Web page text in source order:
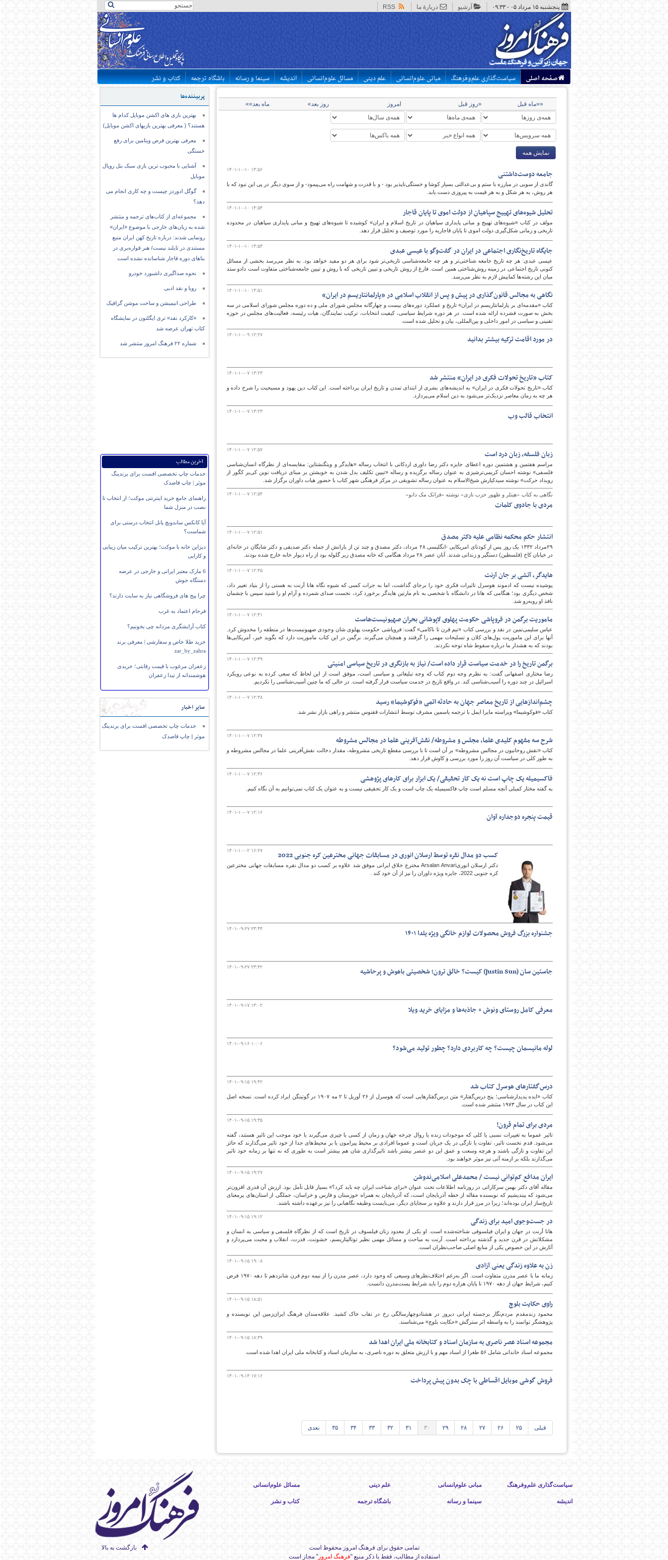
پنجشنبه ۱۵ مرداد ۰۵ - ۰۹:۳۳ آرشیو دربارهٔ ما RSS
پایگاه اطلاع رسانی فرهنگ
امروز
صفحه اصلی سیاست‌گذاری علم‌وفرهنگ مبانی علوم‌انسانی علم دینی مسائل علوم‌انسانی اندیشه سینما و رسانه باشگاه ترجمه کتاب و نشر
پربیننده‌ها
بهترین بازی های اکشن موبایل کدام ها
هستند؟ ( معرفی بهترین بازیهای اکشن موبایل)
معرفی بهترین قرص ویتامین برای رفع
خستگی
آشنایی با محبوب ترین بازی سبک بتل رویال
موبایل
گوگل ادوردز چیست و چه کاری انجام می
دهد؟
مجموعه‌ای از کتاب‌های ترجمه و منتشر
شده به زبان‌های خارجی با موضوع «ایران»
رونمایی شدند: درباره تاریخ کهن ایران منبع
مستندی در تایلند نیست/ هنر قواره‌بری در
بناهای دوره قاجار شناسانده نشده است
نحوه صداگیری داشبورد خودرو
رویا و نقد ادبی
طراحی انیمیشن و ساخت موشن گرافیک
«کارکرد نقد» تری ایگلتون در نمایشگاه
کتاب تهران عرضه شد
شماره ۲۲ فرهنگ امروز منتشر شد
آخرین مطالب
خدمات چاپ تخصصی افست برای برندینگ
موثر | چاپ قاصدک
راهنمای جامع خرید اینترنتی موکت؛ از انتخاب تا
نصب در منزل شما
آیا کانکس ساندویچ پانل انتخاب درستی برای
شماست؟
دیزاین خانه با موکت؛ بهترین ترکیب میان زیبایی
و کارایی
6 مارک معتبر ایرانی و خارجی در عرضه
دستگاه جوش
چرا پیج های فروشگاهی نیاز به سایت دارند؟
فرجام اعتماد به غرب
کتاب آرایشگری مردانه چی بخونیم؟
خرید طلا خاص و سفارشی | معرفی برند
zar_by_zahra
زعفران مرغوب با قیمت رقابتی؛ خریدی
هوشمندانه از تیدا زعفران
سایر اخبار
خدمات چاپ تخصصی افست برای برندینگ
موثر | چاپ قاصدک
««ماه قبل «روز قبل امروز روز بعد» ماه بعد»»
نمایش همه
۱۴۰۱-۱۰-۱۰ ۱۴:۵۶ جامعه دوست‌داشتنی
گاندی از سویی در مبارزه با ستم و بی‌عدالتی بسیار کوشا و خستگی‌ناپذیر بود - و با قدرت و شهامت راه می‌پیمود- و از سوی دیگر در پی این نبود که با
هر روش، به هر شکل و به هر قیمت به پیروزی دست یابد.
۱۴۰۱-۱۰-۱۰ ۱۴:۵۴ تحلیل شیوه‌های تهییج سپاهیان از دولت اموی تا پایان قاجار
مولف در کتاب «شیوه‌های تهییج و مبانی پایداری سپاهیان در تاریخ اسلام و ایران» کوشیده تا شیوه‌های تهییج و مبانی پایداری سپاهیان در محدوده
تاریخی و زمانی شکل‌گیری دولت اموی تا پایان قاجاریه را مورد توصیف و تحلیل قرار دهد.
۱۴۰۱-۱۰-۱۰ ۱۴:۵۳ جایگاه تاریخ‌نگاری اجتماعی در ایران در گفت‌وگو با عیسی عبدی
عیسی عبدی: هر چه تاریخ جامعه شناختی‌تر و هر چه جامعه‌شناسی تاریخی‌تر شود برای هر دو مفید خواهد بود. به نظر می‌رسد بخشی از مسائل
کنونی تاریخ اجتماعی در زمینه روش‌شناختی همین است. فارغ از روش تاریخی و تبیین تاریخی که با روش و تبیین جامعه‌شناختی متفاوت است دادو ستد
میان این رشته‌ها کمابیش لازم به نظر می‌رسد.
۱۴۰۱-۱۰-۱۰ ۱۴:۵۱ نگاهی به مجالس قانون‌گذاری در پیش و پس از انقلاب اسلامی در «پارلمانتاریسم در ایران»
کتاب «مقدمه‌ای بر پارلمانتاریسم در ایران» تاریخ و عملکرد دوره‌های بیست و چهارگانه مجلس شورای ملی و ده دوره مجلس شورای اسلامی در سه
بخش به صورت فشرده ارائه شده است. در هر دوره شرایط سیاسی، کیفیت انتخابات، ترکیب نمایندگان، هیات رئیسه، فعالیت‌های مجلس در حوزه
تقنینی و سیاسی در امور داخلی و بین‌المللی، بیان و تحلیل شده است.
۱۴۰۱-۱۰-۰۹ ۱۲:۲۷ در مورد اقامت ترکیه بیشتر بدانید
۱۴۰۱-۱۰-۰۷ ۱۳:۲۳ کتاب «تاریخ تحولات فکری در ایران» منتشر شد
کتاب «تاریخ تحولات فکری در ایران» به اندیشه‌های بشری از ابتدای تمدن و تاریخ ایران پرداخته است. این کتاب دین یهود و مسیحیت را شرح داده و
هر چه به زمان معاصر نزدیک‌تر می‌شود به دین اسلام می‌پردازد.
۱۴۰۱-۱۰-۰۷ ۱۳:۲۳ انتخاب قالب وب
۱۴۰۱-۱۰-۰۷ ۱۲:۵۷ زبان فلسفه، زبان درد است
مراسم هفتمین و هشتمین دوره اعطای جایزه دکتر رضا داوری اردکانی با انتخاب رساله «هایدگر و ویتگنشتاین: مقایسه‌ای از نظرگاه انسان‌شناسی
فلسفی» نوشته احسان کریمی‌ترشیزی به عنوان رساله برگزیده و رساله «تبیین تکلیف بدل شدن به خویشتن بر مبنای دریافت نوین کی‌یر کگور از
رویداد حرکت» نوشته سیدکیارش شیخ‌الاسلام به عنوان رساله تشویقی در مرکز فرهنگی شهر کتاب با حضور هیات داوران برگزار شد.
۱۴۰۱-۱۰-۰۷ ۱۲:۵۴ نگاهی به کتاب «هیتلر و ظهور حزب نازی» نوشته «فرانک مک دانو»
مردی با جادوی کلمات
۱۴۰۱-۱۰-۰۷ ۱۲:۵۱ انتشار حکم محکمه نظامی علیه دکتر مصدق
۲۹مرداد ۱۳۳۲ یک روز پس از کودتای امریکایی -انگلیسی ۲۸ مرداد، دکتر مصدق و چند تن از یارانش از جمله دکتر صدیقی و دکتر شایگان در خانه‌ای
در خیابان کاخ (فلسطین) دستگیر و زندانی شدند. آنان عصر ۲۸ مرداد هنگامی که خانه مصدق زیر گلوله بود از راه دیوار خانه خارج شده بودند.
۱۴۰۱-۱۰-۰۷ ۱۲:۴۵ هایدگر، آتشی بر جان آرنت
پوشیده نیست که ادموند هوسرل تاثیرات فکری خود را برجای گذاشت، اما به جرات کسی که شیوه نگاه هانا آرنت به هستی را از بنیاد تغییر داد،
شخص دیگری بود؛ هنگامی که هانا در دانشگاه با شخصی به نام مارتین هایدگر برخورد کرد، نخست صدای شمرده و آرام او را شنید سپس با چشمان
نافذ او روبه‌رو شد.
۱۴۰۱-۱۰-۰۷ ۱۲:۴۱ ماموریت برگمن در فروپاشی حکومت پهلوی لاپوشانی بحران صهیونیست‌هاست
عباس سلیمی‌نمین در نقد و بررسی کتاب «نیم قرن تا ناکامی» گفت: فروپاشی حکومت پهلوی شان وجودی صهیونیست‌ها در منطقه را مخدوش کرد.
آنها برای این ماموریت پول‌های کلان و تسلیحات مهمی را گرفتند و همچنان می‌گیرند. برگمن در این کتاب ماموریت دارد که بگوید خیر، آمریکایی‌ها
بودند که به هشدار ما درباره سقوط شاه توجه نکردند.
۱۴۰۱-۱۰-۰۷ ۱۲:۳۹ برگمن تاریخ را در خدمت سیاست قرار داده است/ نیاز به بازنگری در تاریخ سیاسی امنیتی
رضا مختاری اصفهانی گفت: به نظرم وجه دوم کتاب که وجه تبلیغاتی و سیاسی است، موفق است از این لحاظ که سعی کرده به نوعی رویکرد
اسرائیل در چند دوره را آسیب‌شناسی کند. در واقع تاریخ در خدمت سیاست قرار گرفته است. در حالی که ما چنین آسیب‌شناسی را نکردیم.
۱۴۰۱-۱۰-۰۷ ۱۲:۳۸ چشم‌اندازهایی از تاریخ معاصر جهان به حادثه اتمی «فوکوشیما» رسید
کتاب «فوکوشیما» ویراسته مایرا ایمل با ترجمه یاسمین مشرف توسط انتشارات ققنوس منتشر و راهی بازار نشر شد.
۱۴۰۱-۱۰-۰۷ ۱۲:۳۷ شرح سه مفهوم کلیدی علما، مجلس و مشروطه/ نقش‌آفرینی علما در مجالس مشروطه
کتاب «نقش روحانیون در مجالس مشروطه» بر آن است تا با بررسی مقطع تاریخی مشروطه، مقدار دخالت نقش‌آفرینی علما در مجالس مشروطه و
به طور کلی در سیاست آن روز را مورد بررسی و کاوش قرار دهد.
۱۴۰۱-۱۰-۰۷ ۱۲:۳۶ فاکسیمیله یک چاپ است نه یک کار تحقیقی/ یک ابزار برای کارهای پژوهشی
به گفته مختار کمیلی آنچه مسلم است چاپ فاکسیمیله یک چاپ است و یک کار تحقیقی نیست و به عنوان یک کتاب نمی‌توانیم به آن نگاه کنیم.
۱۴۰۱-۱۰-۰۷ ۱۲:۱۶ قیمت پنجره دوجداره آوان
۱۴۰۱-۱۰-۰۲ ۱۶:۲۷ کسب دو مدال نقره توسط ارسلان انوری در مسابقات جهانی مخترعین کره جنوبی 2022
دکتر ارسلان انوریArsalan Anvari مخترع خلاق ایرانی موفق شد علاوه بر کسب دو مدال نقره مسابقات جهانی مخترعین
کره جنوبی 2022، جایزه ویژه داوران را نیز از آن خود کند .
۱۴۰۱-۰۹-۲۷ ۲۳:۴۴ جشنواره بزرگ فروش محصولات لوازم خانگی ویژه یلدا ۱۴۰۱
۱۴۰۱-۰۹-۲۷ ۲۳:۴۲ جاستین سان (Justin Sun) کیست؟ خالق ترون؛ شخصیتی باهوش و پرحاشیه
۱۴۰۱-۰۹-۱۷ ۱۴:۰۲ معرفی کامل روستای ونوش + جاذبه‌ها و مزایای خرید ویلا
۱۴۰۱-۰۹-۱۶ ۱۰:۰۶ لوله مانیسمان چیست؟ چه کاربردی دارد؟ چطور تولید می‌شود؟
۱۴۰۱-۰۹-۱۵ ۱۹:۴۲ درس‌گفتارهای هوسرل کتاب شد
کتاب «ایده پدیدارشناسی؛ پنج درس‌گفتار» متن درس‌گفتارهایی است که هوسرل از ۲۶ آوریل تا ٢ مه ١٩٠٧ در گوتینگن ایراد کرده است. نسخه اصل
این کتاب در سال ۱۹۷۳ منتشر شده است.
۱۴۰۱-۰۹-۱۵ ۱۹:۳۵ مردی برای تمام قرون!
تاثیر عموما به تغییرات نسبی یا کلی که موجودات زنده یا روال چرخه جهان و زمان از کسی یا چیزی می‌گیرند یا خود موجب این تاثیر هستند، گفته
می‌شود. قدم نخست تاثیر، تفاوت یا تازگی در یک جریان است و عموما افرادی بر محیط پیرامون یا بر محیط‌های جدا از خود تاثیر می‌گذارند که حائز
این تفاوت و تازگی باشند و هرچه وسعت و عمق این دو عنصر بیشتر باشد تاثیرگذاری شان هم بیشتر است به طوری که نه تنها بر زمانه خود تاثیر
می‌گذارند بلکه بر ازمنه آتی نیز موثر خواهند بود.
۱۴۰۱-۰۹-۱۵ ۱۹:۲۷ ایران مدافع کم‌توانی نیست / محمدعلی اسلامی‌ندوشن
مقاله آقای دکتر بهمن سرکاراتی در روزنامه اطلاعات تحت عنوان «برای شناخت ایران چه باید کرد؟» بسیار قابل تأمل بود. ارزش آن قدری افزون‌تر
می‌‏شود که بیندیشیم که نویسنده مقاله از خطه آذربایجان است، که آذربایجان به همراه خوزستان و فارس و خراسان، جملگی از استان‌های پرمعنای
تاریخ‌‏ساز ایران بوده‌‏اند؛ زیرا در مرز قرار دارند و علاوه بر سجایای دیگر، می‌‏بایست وظیفه نگاهبانی را نیز برعهده داشته باشند.
۱۴۰۱-۰۹-۱۵ ۱۹:۱۲ در جست‌وجوی امید برای زندگی
هانا آرنت در جهان و ایران فیلسوفی شناخته‌شده است. او یکی از معدود زنان فیلسوف در تاریخ است که از نظرگاه فلسفی و سیاسی به انسان و
مشکلاتش در قرن جدید و گذشته پرداخته است. آرنت به مباحث و مسائل مهمی نظیر توتالیتاریسم، خشونت، قدرت، انقلاب و محبت می‌پردازد و
آثارش در این خصوص یکی از منابع اصلی صاحب‌نظران است.
۱۴۰۱-۰۹-۱۵ ۱۹:۰۸ زن به علاوه زندگی یعنی آزادی
زمانه ما با عصر مدرن متفاوت است. اگر به‌رغم اختلاف‌نظرهای وسیعی که وجود دارد، عصر مدرن را از نیمه دوم قرن شانزدهم تا دهه ۱۹۷۰ فرض
کنیم، شرایط جهان از دهه ۱۹۷۰ تا پایان هزاره دوم را باید شرایط پست‌مدرن دانست.
۱۴۰۱-۰۹-۱۵ ۱۸:۵۱ راوی حکایت بلوچ
محمود زندمقدم مردم‌نگار برجسته ایرانی دیروز در هشتادوچهارسالگی رخ در نقاب خاک کشید. علاقه‌مندان فرهنگ ایران‌زمین این نویسنده و
پژوهشگر توانمند را به واسطه اثر سترگش «حکایت بلوچ» می‌شناسند.
۱۴۰۱-۰۹-۱۵ ۱۸:۴۹ مجموعه اسناد عصر ناصری به سازمان اسناد و کتابخانه ملی ایران اهدا شد
مجموعه اسناد خاندانی شامل ۵۶ طغرا از اسناد مهم و با ارزش متعلق به دوره ناصری، به سازمان اسناد و کتابخانه ملی ایران اهدا شده است.
۱۴۰۱-۰۹-۱۴ ۱۷:۱۶ فروش گوشی موبایل اقساطی با چک بدون پیش پرداخت
قبلی ۲۵ ۲۶ ۲۷ ۲۸ ۲۹ ۳۰ ۳۱ ۳۲ ۳۳ ۳۴ ۳۵ بعدی
سیاست‌گذاری علم‌وفرهنگ مبانی علوم‌انسانی علم دینی مسائل علوم‌انسانی
اندیشه سینما و رسانه باشگاه ترجمه کتاب و نشر
بازگشت به بالا
تمامی حقوق برای فرهنگ امروز محفوظ است
استفاده از مطالب، فقط با ذکر منبع "فرهنگ امروز " مجاز است